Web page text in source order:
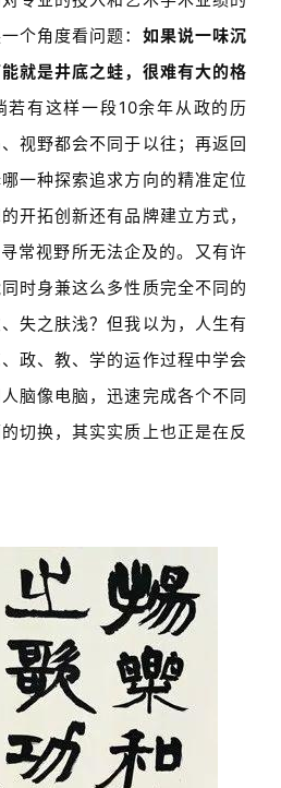
个角度看问题： 如果说一味沉
就是井底之蛙，很难有大的格
若有这样一段10余年从政的历
视野都会不同于以往；再返回
一种探索追求方向的精准定位
开拓创新还有品牌建立方式，
常视野所无法企及的。又有许
时身兼这么多性质完全不同的
失之肤浅？但我以为，人生有
政、教、学的运作过程中学会
脑像电脑，迅速完成各个不同
切换，其实实质上也正是在反